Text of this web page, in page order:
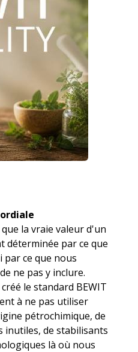
la vraie valeur d'un
déterminée par ce que
par ce que nous
ne pas y inclure.
le standard BEWIT
à ne pas utiliser
pétrochimique, de
inutiles, de stabilisants
là où nous